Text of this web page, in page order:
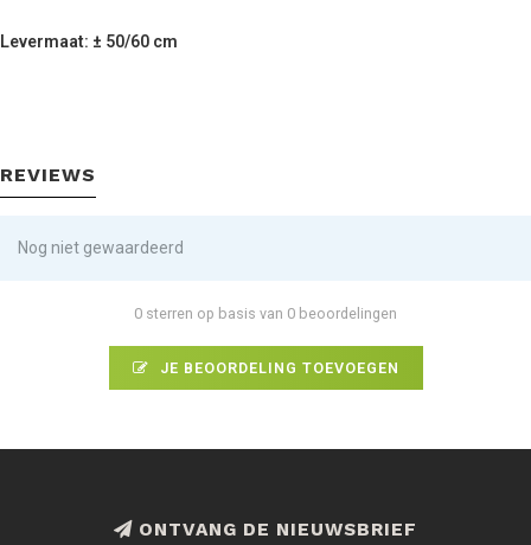
Levermaat: ± 50/60 cm
REVIEWS
Nog niet gewaardeerd
0 sterren op basis van 0 beoordelingen
JE BEOORDELING TOEVOEGEN
ONTVANG DE NIEUWSBRIEF